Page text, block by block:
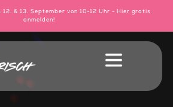
& 13. September von 10-12 Uhr - Hier gratis
anmelden!